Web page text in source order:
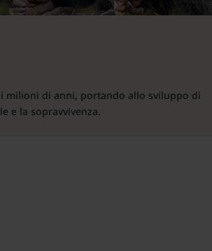
milioni di anni, portando allo sviluppo di
e la sopravvivenza.